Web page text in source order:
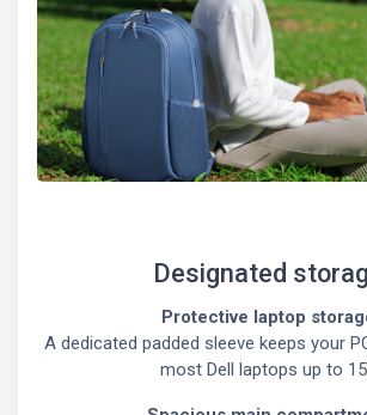
Designated
Protective laptop
A dedicated padded sleeve keeps your
most Dell laptops up to